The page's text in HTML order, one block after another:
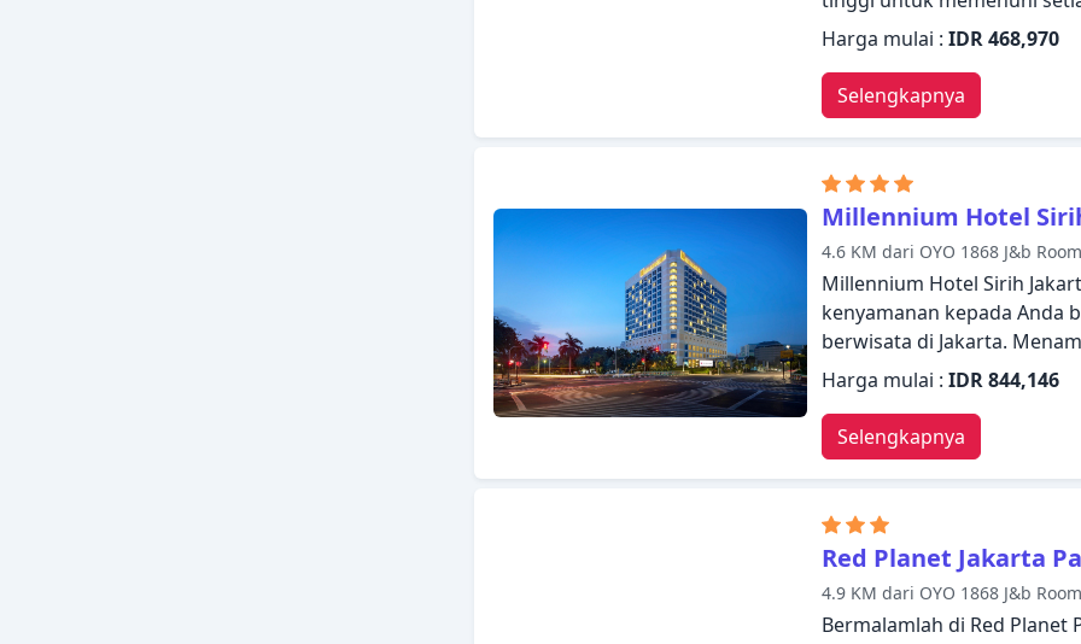
Manfaatkan layanan kamar
satpam 24 jam, layanan
ada di properti ini. Kamar
kenyamanan optimal
seperti televisi layar datar,
Nikmatilah kolam renang
untuk beristirahat dengan
tawarkan dengan membuat
persinggahan Anda.
Harga mulai :IDR 468,970
Selengkapnya
Millennium Hotel
4.6 KM dari OYO 1868 J&b
Millennium Hotel Sirih
kenyamanan kepada Anda
berwisata di Jakarta.
akan merasakan bahwa
Staf yang siap melayani
Millennium Hotel Sirih
fasilitas yang Anda
beberapa kamar terdapat
keluarga terpisah, akses
hotel, termasuk hot tub,
ruangan, spa, sebelum
nyaman. Suasana yang
harapkan selama
Harga mulai :IDR 844,146
Selengkapnya
Red Planet Jakarta
4.9 KM dari OYO 1868 J&b
Bermalamlah di Red Planet